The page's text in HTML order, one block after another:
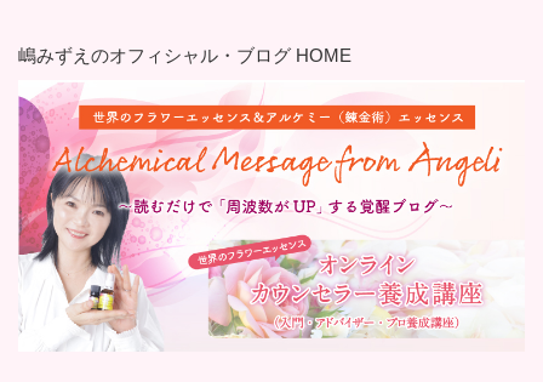
嶋みずえのオフィシャル・ブログ HOME